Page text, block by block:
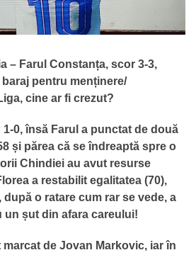
– Farul Constanța, scor 3-3,
pentru menținere/
cine ar fi crezut?
0, însă Farul a punctat de două
și părea că se îndreaptă spre o
Chindiei au avut resurse
a restabilit egalitatea (70),
o ratare cum rar se vede, a
un șut din afara careului!
marcat de Jovan Markovic, iar în